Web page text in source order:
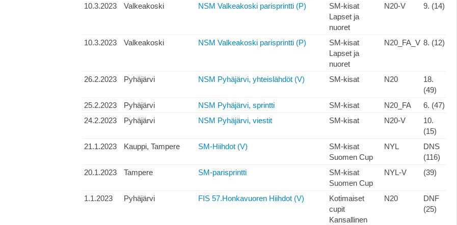
10.3.2023 Valkeakoski NSM Valkeakoski parisprintti (P)
SM-kisat
Lapset ja
nuoret
N20-V 9. (14)
10.3.2023 Valkeakoski NSM Valkeakoski parisprintti (P)
SM-kisat
Lapset ja
nuoret
N20_FA_V 8. (12)
26.2.2023 Pyhäjärvi NSM Pyhäjärvi, yhteislähdöt (V) SM-kisat N20
18.
(49)
25.2.2023
Pyhäjärvi NSM Pyhäjärvi, sprintti SM-kisat N20_FA
6. (47)
24.2.2023
Pyhäjärvi NSM Pyhäjärvi, viestit SM-kisat N20-V
10.
(15)
21.1.2023
Kauppi, Tampere SM-Hiihdot (V)
SM-kisat
Suomen Cup
NYL
DNS
(116)
20.1.2023
Tampere SM-parisprintti
SM-kisat
Suomen Cup
NYL-V (39)
1.1.2023 Pyhäjärvi FIS 57.Honkavuoren Hiihdot (V)
Kotimaiset
cupit
Kansallinen
N20
DNF
(25)